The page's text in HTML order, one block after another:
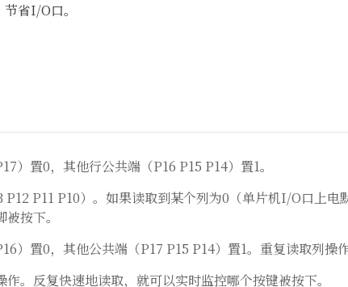
省I/O口。
）置0，其他行公共端（P16 P15 P14）置1。
P12 P11 P10）。如果读取到某个列为0（单片机I/O口上电
按下。
）置0，其他公共端（P17 P15 P14）置1。重复读取列操作
。反复快速地读取，就可以实时监控哪个按键被按下。